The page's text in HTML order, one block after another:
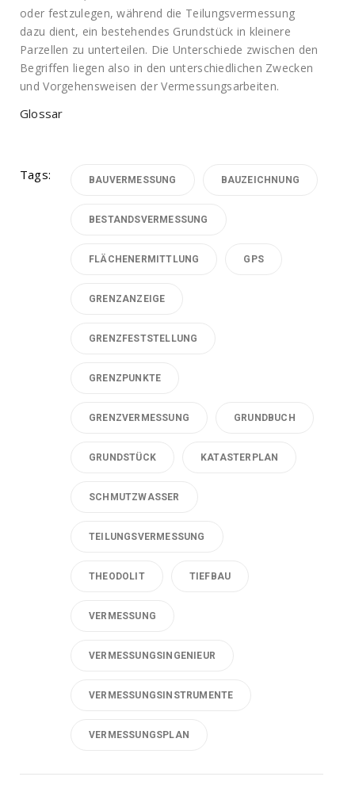
oder festzulegen, während die Teilungsvermessung
dazu dient, ein bestehendes Grundstück in kleinere
Parzellen zu unterteilen. Die Unterschiede zwischen den
Begriffen liegen also in den unterschiedlichen Zwecken
und Vorgehensweisen der Vermessungsarbeiten.
Glossar
Tags: BAUVERMESSUNG BAUZEICHNUNG
BESTANDSVERMESSUNG
FLÄCHENERMITTLUNG GPS
GRENZANZEIGE
GRENZFESTSTELLUNG
GRENZPUNKTE
GRENZVERMESSUNG GRUNDBUCH
GRUNDSTÜCK KATASTERPLAN
SCHMUTZWASSER
TEILUNGSVERMESSUNG
THEODOLIT TIEFBAU
VERMESSUNG
VERMESSUNGSINGENIEUR
VERMESSUNGSINSTRUMENTE
VERMESSUNGSPLAN